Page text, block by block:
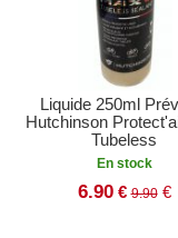
Liquide 250ml
Hutchinson
Tubeless
En stock
6.90 € 9.90€